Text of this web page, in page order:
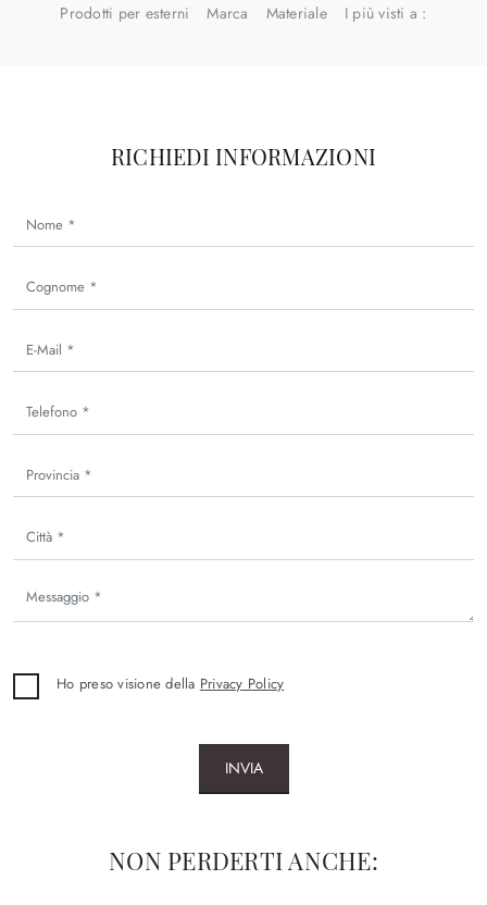
Prodotti per esterni Marca Materiale I più visti a :
RICHIEDI INFORMAZIONI
Ho preso visione della Privacy Policy
INVIA
NON PERDERTI ANCHE: